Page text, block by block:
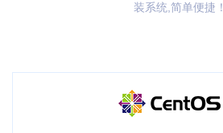
装系统,简单便捷！